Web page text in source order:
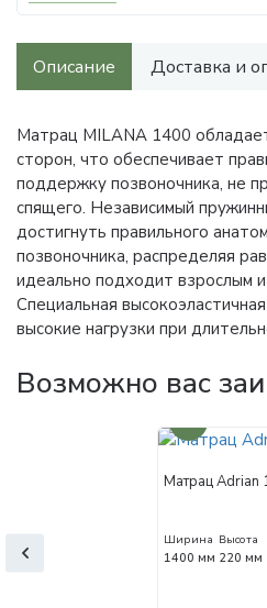
Описание Доставка и
Матрац MILANA 1400
сторон, что обеспечивает
поддержку позвоночника, не
спящего. Независимый
достигнуть правильного
позвоночника, распределяя
идеально подходит взрослым
Специальная
высокие нагрузки при
Возможно вас
Матрац Adrian
Ширина
1400 мм
Высота
220 мм